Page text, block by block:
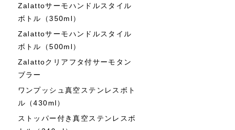
Zalattoサーモハンドルスタイル
ボトル（350ml）
Zalattoサーモハンドルスタイル
ボトル（500ml）
Zalattoクリアフタ付サーモタン
ブラー
ワンプッシュ真空ステンレスボト
ル（430ml）
ストッパー付き真空ステンレスボ